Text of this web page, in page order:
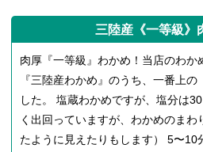
三陸産《一等級》
肉厚『一等級』わかめ！当店のわか
『三陸産わかめ』のうち、一番上
した。 塩蔵わかめですが、塩分は
く出回っていますが、わかめのま
たように見えたりもします） 5〜10